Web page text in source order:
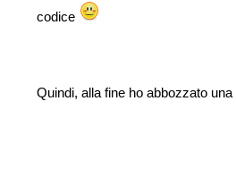
codice
Quindi, alla fine ho abbozzato